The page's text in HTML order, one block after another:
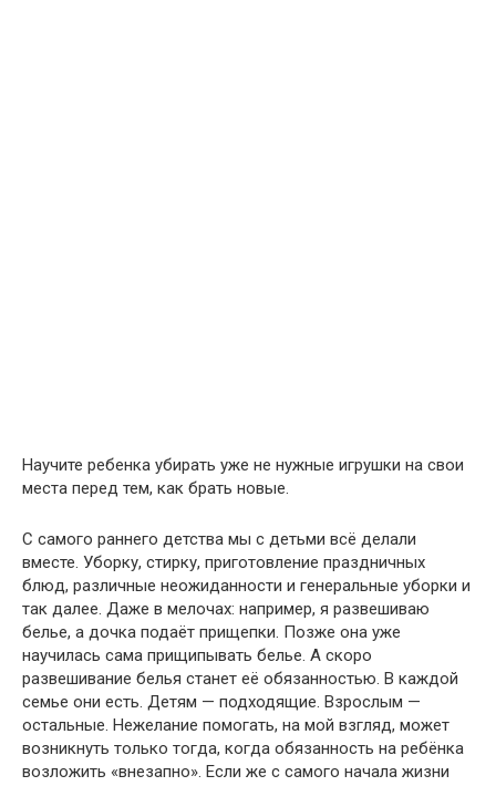
Научите ребенка убирать уже не нужные игрушки на свои
места перед тем, как брать новые.
С самого раннего детства мы с детьми всё делали
вместе. Уборку, стирку, приготовление праздничных
блюд, различные неожиданности и генеральные уборки и
так далее. Даже в мелочах: например, я развешиваю
белье, а дочка подаёт прищепки. Позже она уже
научилась сама прищипывать белье. А скоро
развешивание белья станет её обязанностью. В каждой
семье они есть. Детям — подходящие. Взрослым —
остальные. Нежелание помогать, на мой взгляд, может
возникнуть только тогда, когда обязанность на ребёнка
возложить «внезапно». Если же с самого начала жизни